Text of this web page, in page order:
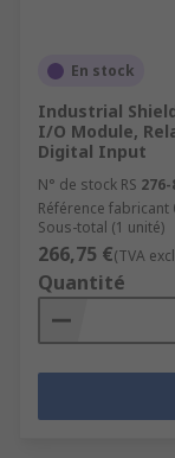
En stock
Industrial
I/O Module,
Digital Input
N° de stock RS
Référence fabricant
Sous-total (1 unité)
266,75 €(TVA
Quantité